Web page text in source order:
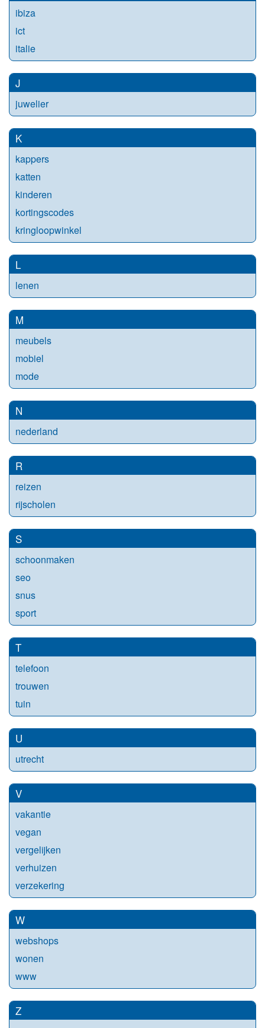
ibiza
ict
italie
J
juwelier
K
kappers
katten
kinderen
kortingscodes
kringloopwinkel
L
lenen
M
meubels
mobiel
mode
N
nederland
R
reizen
rijscholen
S
schoonmaken
seo
snus
sport
T
telefoon
trouwen
tuin
U
utrecht
V
vakantie
vegan
vergelijken
verhuizen
verzekering
W
webshops
wonen
www
Z